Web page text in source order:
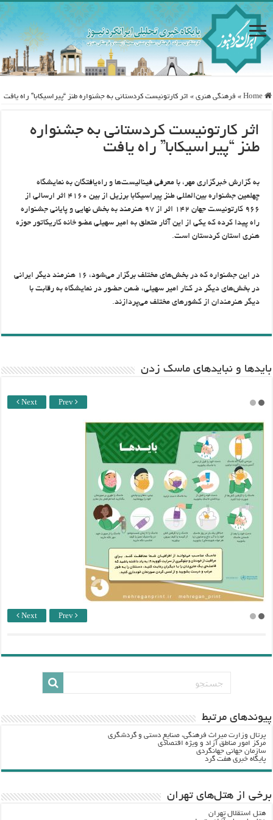
Home
» فرهنگی هنری » اثر كارتونیست كردستانی به جشنواره طنز “پیراسیكابا” راه یافت
اثر كارتونیست كردستانی به جشنواره
طنز “پیراسیكابا” راه یافت
به گزارش خبرگزاری مهر، با معرفی فینالیست‌ها و راه‌یافتگان به نمایشگاه
چهلمین جشنواره بین‌المللی طنز پیراسیكابا برزیل از بین ۴۱۶۰ اثر ارسالی از
۹۶۶ كارتونیست جهان ۱۴۲ اثر از ۹۷ هنرمند به بخش نهایی و پایانی جشنواره
راه پیدا کرده كه یكی از این آثار متعلق به امیر سهیلی عضو خانه كاریكاتور حوزه
هنری استان كردستان است.
در این جشنواره كه در بخش‌های مختلف برگزار می‌شود، ۱۶ هنرمند دیگر ایرانی
در بخش‌های دیگر در كنار امیر سهیلی، ضمن حضور در نمایشگاه به رقابت با
دیگر هنرمندان از كشورهای مختلف می‌پردازند.
باید‌ها و نبایدهای ماسک زدن
Next Prev
Next Prev
پيوندهاي مرتبط
پرتال وزارت ميراث فرهنگي، صنایع دستی و گردشگري
مرکز امور مناطق آزاد و ویژه اقتصادی
سازمان جهانی جهانگردی
پایگاه خبری هفت گرد
برخی از هتل‌های تهران
هتل استقلال تهران